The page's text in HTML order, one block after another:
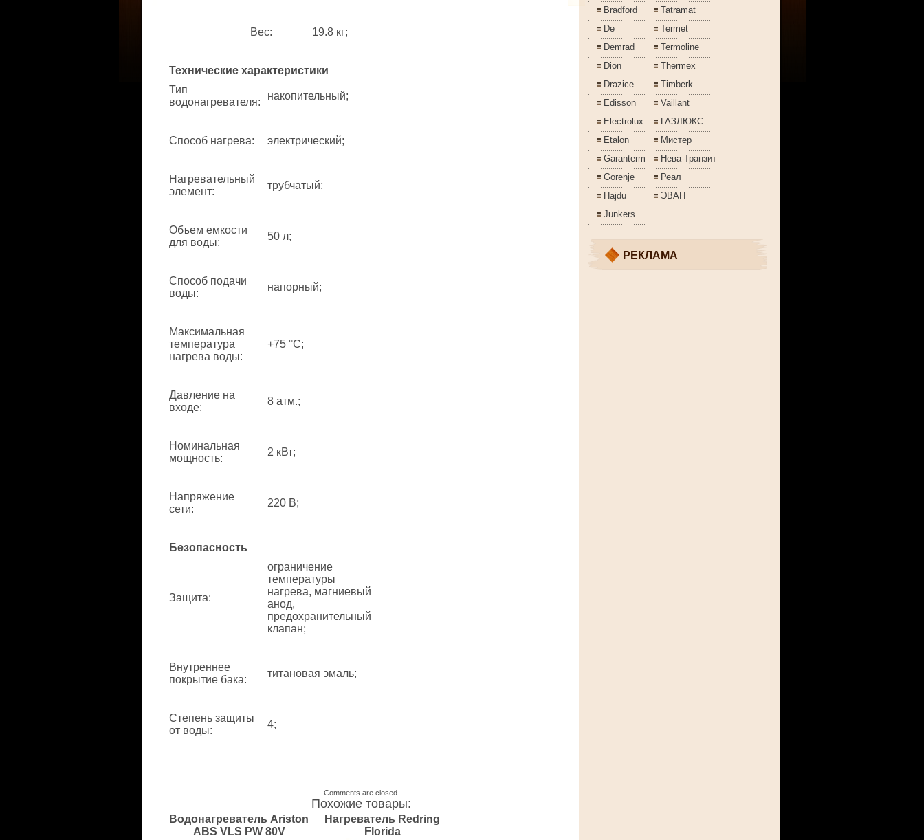
Вес: 19.8 кг;
Технические характеристики
Тип
водонагревателя:
накопительный;
Способ нагрева: электрический;
Нагревательный
элемент:
трубчатый;
Объем емкости
для воды:
50 л;
Способ подачи
воды:
напорный;
Максимальная
температура
нагрева воды:
+75 °С;
Давление на
входе:
8 атм.;
Номинальная
мощность:
2 кВт;
Напряжение
сети:
220 В;
Безопасность
Защита:
ограничение
температуры
нагрева, магниевый
анод,
предохранительный
клапан;
Внутреннее
покрытие бака:
титановая эмаль;
Степень защиты
от воды:
4;
Comments are closed.
Похожие товары:
Водонагреватель Ariston
ABS VLS PW 80V
Нагреватель Redring
Florida
Bradford
De
Demrad
Dion
Drazice
Edisson
Electrolux
Etalon
Garanterm
Gorenje
Hajdu
Junkers
Tatramat
Termet
Termoline
Thermex
Timberk
Vaillant
ГАЗЛЮКС
Мистер
Нева-Транзит
Реал
ЭВАН
РЕКЛАМА